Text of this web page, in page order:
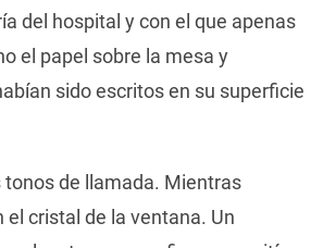
del hospital y con el que apenas
el papel sobre la mesa y
sido escritos en su superficie
de llamada. Mientras
cristal de la ventana. Un